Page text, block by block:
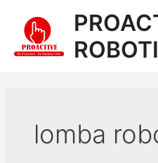
konten
lomba